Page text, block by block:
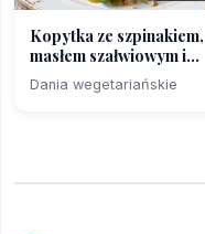
Kopytka ze szpinakiem,
masłem szałwiowym i...
Dania wegetariańskie